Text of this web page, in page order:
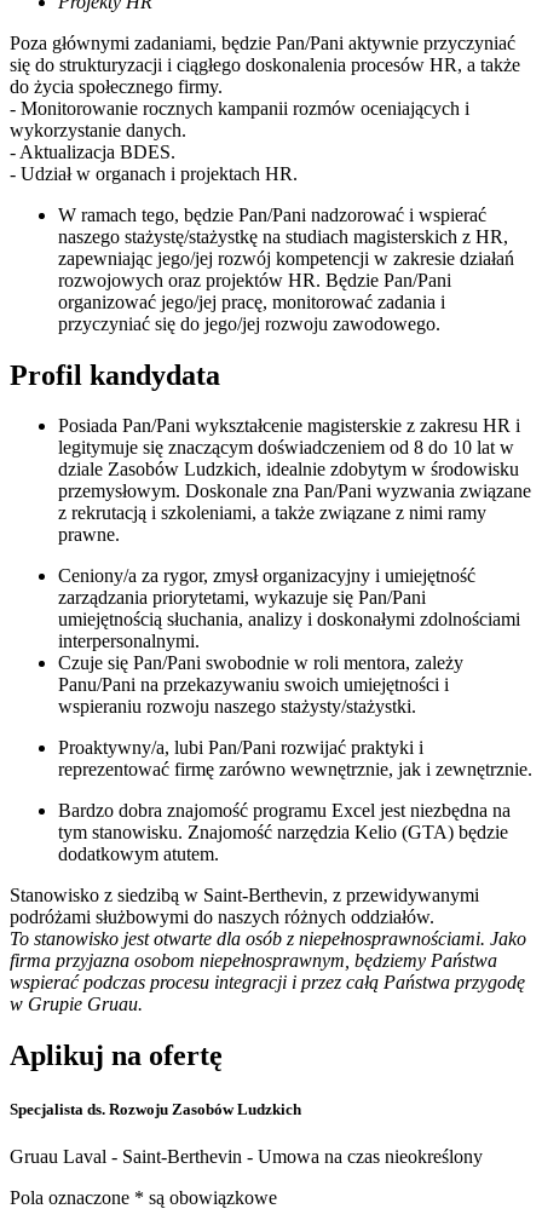
Poza głównymi zadaniami, będzie Pan/Pani aktywnie przyczyniać
się do strukturyzacji i ciągłego doskonalenia procesów HR, a także
do życia społecznego firmy.
- Monitorowanie rocznych kampanii rozmów oceniających i
wykorzystanie danych.
- Aktualizacja BDES.
- Udział w organach i projektach HR.
W ramach tego, będzie Pan/Pani nadzorować i wspierać
naszego stażystę/stażystkę na studiach magisterskich z HR,
zapewniając jego/jej rozwój kompetencji w zakresie działań
rozwojowych oraz projektów HR. Będzie Pan/Pani
organizować jego/jej pracę, monitorować zadania i
przyczyniać się do jego/jej rozwoju zawodowego.
Profil kandydata
Posiada Pan/Pani wykształcenie magisterskie z zakresu HR i
legitymuje się znaczącym doświadczeniem od 8 do 10 lat w
dziale Zasobów Ludzkich, idealnie zdobytym w środowisku
przemysłowym. Doskonale zna Pan/Pani wyzwania związane
z rekrutacją i szkoleniami, a także związane z nimi ramy
prawne.
Ceniony/a za rygor, zmysł organizacyjny i umiejętność
zarządzania priorytetami, wykazuje się Pan/Pani
umiejętnością słuchania, analizy i doskonałymi zdolnościami
interpersonalnymi.
Czuje się Pan/Pani swobodnie w roli mentora, zależy
Panu/Pani na przekazywaniu swoich umiejętności i
wspieraniu rozwoju naszego stażysty/stażystki.
Proaktywny/a, lubi Pan/Pani rozwijać praktyki i
reprezentować firmę zarówno wewnętrznie, jak i zewnętrznie.
Bardzo dobra znajomość programu Excel jest niezbędna na
tym stanowisku. Znajomość narzędzia Kelio (GTA) będzie
dodatkowym atutem.
Stanowisko z siedzibą w Saint-Berthevin, z przewidywanymi
podróżami służbowymi do naszych różnych oddziałów.
To stanowisko jest otwarte dla osób z niepełnosprawnościami. Jako
firma przyjazna osobom niepełnosprawnym, będziemy Państwa
wspierać podczas procesu integracji i przez całą Państwa przygodę
w Grupie Gruau.
Aplikuj na ofertę
Specjalista ds. Rozwoju Zasobów Ludzkich
Gruau Laval - Saint-Berthevin - Umowa na czas nieokreślony
Pola oznaczone * są obowiązkowe